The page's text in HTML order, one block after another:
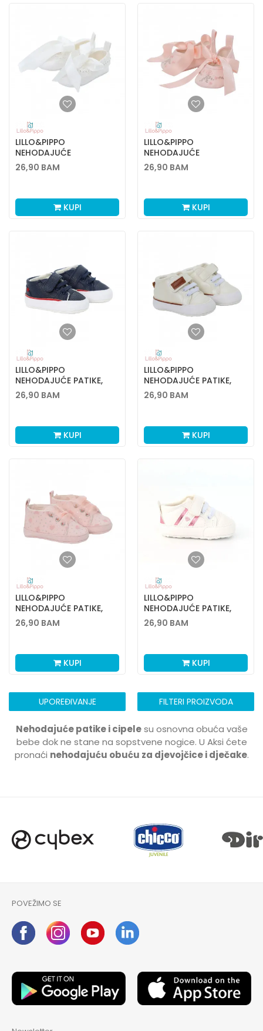
LILLO&PIPPO
NEHODAJUĆE
BALETANKE, DEVOJČICE
26,90 BAM
KUPI
LILLO&PIPPO
NEHODAJUĆE
BALETANKE, DEVOJČICE
26,90 BAM
KUPI
LILLO&PIPPO
NEHODAJUĆE PATIKE,
DEČACI
26,90 BAM
KUPI
LILLO&PIPPO
NEHODAJUĆE PATIKE,
DEČACI
26,90 BAM
KUPI
LILLO&PIPPO
NEHODAJUĆE PATIKE,
DEVOJČICE
26,90 BAM
KUPI
LILLO&PIPPO
NEHODAJUĆE PATIKE,
DEVOJČICE
26,90 BAM
KUPI
UPOREĐIVANJE FILTERI PROIZVODA
Nehodajuće patike i cipelesu osnovna obuća vaše
bebe dok ne stane na sopstvene nogice. U Aksi ćete
pronaći nehodajuću obuću za djevojčice i dječake.
POVEŽIMO SE